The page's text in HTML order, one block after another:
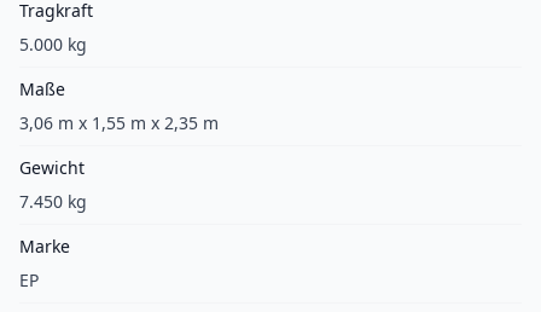
Tragkraft
5.000 kg
Maße
3,06 m x 1,55 m x 2,35 m
Gewicht
7.450 kg
Marke
EP